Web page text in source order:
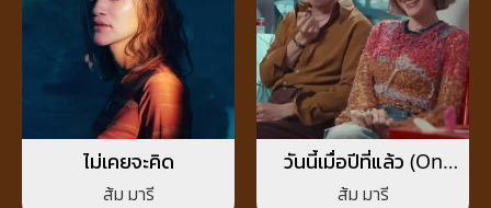
ไม่เคยจะคิด
ส้ม มารี
วันนี้เมื่อปีที่แล้ว (On
This Day)
ส้ม มารี